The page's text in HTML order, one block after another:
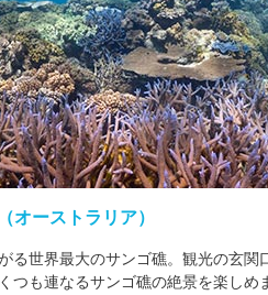
オーストラリア）
る世界最大のサンゴ礁。観光の玄関
つも連なるサンゴ礁の絶景を楽しめ